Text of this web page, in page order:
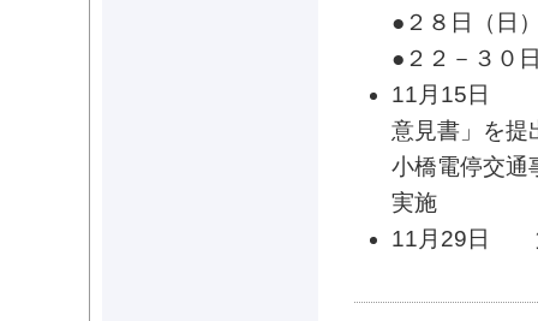
●２８日（日
●２２－３０
11月15日 「
意見書」を提
小橋電停交通
実施
11月29日 第